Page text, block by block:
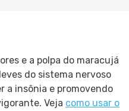
e a polpa do maracujá
do sistema nervoso
a insônia e promovendo
Veja como usar o